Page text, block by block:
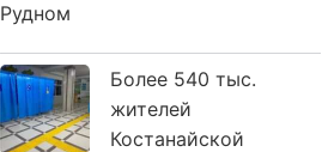
Рудном
Более 540 тыс.
жителей
Костанайской